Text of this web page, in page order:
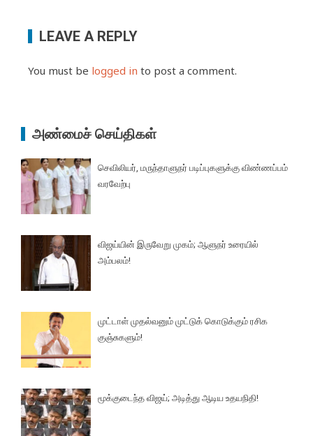
LEAVE A REPLY
You must be logged in to post a comment.
அண்மைச் செய்திகள்
செவிலியர், மருந்தாளுநர் படிப்புகளுக்கு விண்ணப்பம்
வரவேற்பு
விஜய்யின் இருவேறு முகம்; ஆளுநர் உரையில்
அம்பலம்!
முட்டாள் முதல்வனும் முட்டுக் கொடுக்கும் ரசிக
குஞ்சுகளும்!
மூக்குடைந்த விஜய்; அடித்து ஆடிய உதயநிதி!